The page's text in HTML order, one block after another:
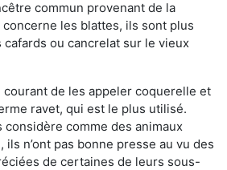
commun provenant de la
les blattes, ils sont plus
ou cancrelat sur le vieux
courant de les appeler coquerelle et
ravet, qui est le plus utilisé.
considère comme des animaux
ils n’ont pas bonne presse au vu des
de certaines de leurs sous-